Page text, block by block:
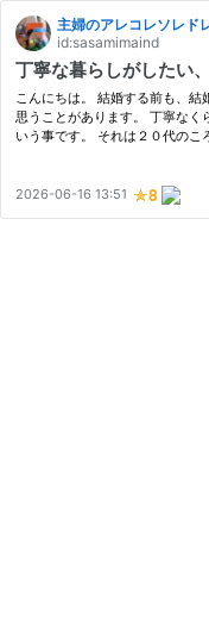
主婦のアレコレソレド
id:sasamimaind
丁寧な暮らしがしたい
こんにちは。 結婚する前も、結
思うことがあります。 丁寧なく
いう事です。 それは２０代の
2026-06-16 13:51